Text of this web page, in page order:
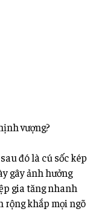
vượng?
đó là cú sốc kép
gây ảnh hưởng
gia tăng nhanh
rộng khắp mọi ngõ